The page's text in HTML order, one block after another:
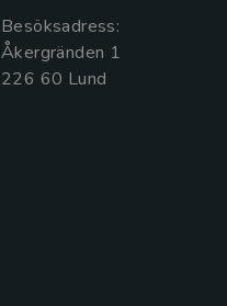
Besöksadress:
Åkergränden 1